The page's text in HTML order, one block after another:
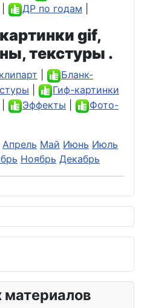
ДР по годам
gif,
текстуры .
Бланк-
Гиф-картинки
Эффекты
Фото-
Апрель Май Июнь Июль
Ноябрь Декабрь